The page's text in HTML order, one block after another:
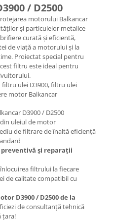
/ D2500
motorului Balkancar
și particulelor metalice
curată și eficientă,
de viață a motorului și la
Proiectat special pentru
filtru este ideal pentru
filtru ulei D3900, filtru ulei
motor Balkancar
D3900 / D2500
uleiul de motor
de filtrare de înaltă eficiență
și reparații
filtrului la fiecare
de calitate compatibil cu
D3900 / D2500 de la
de consultanță tehnică
țara!